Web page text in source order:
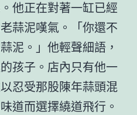
他正在對著一缸已經
蒜泥嘆氣。「你還不
泥。」他輕聲細語，
孩子。店內只有他一
忍受那股陳年蒜頭混
道而選擇繞道飛行。